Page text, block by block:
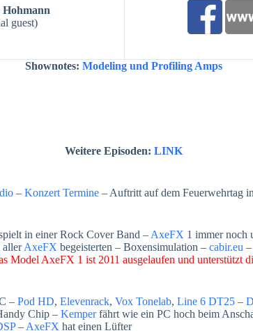
guest)
Shownotes:Modeling und Profiling Amps
Weitere Episoden:LINK
– Konzert Termine – Auftritt auf dem Feuerwehrtag
in einer Rock Cover Band – AxeFX 1 immer noch
allerAxeFX begeisterten – Boxensimulation – cabir.eu –
Model AxeFX 1 ist 2011 ausgelaufen und unterstützt
– Pod HD, Elevenrack, Vox Tonelab, Line 6 DT25 –
Chip – Kemperfährt wie ein PC hoch beim
– AxeFX hat einen Lüfter